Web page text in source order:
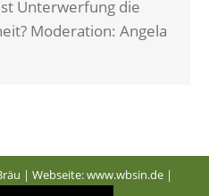
Unterwerfung die
Moderation: Angela
© Beziehungspraxis Andrea Bräu | Webseite:www.wbsin.de